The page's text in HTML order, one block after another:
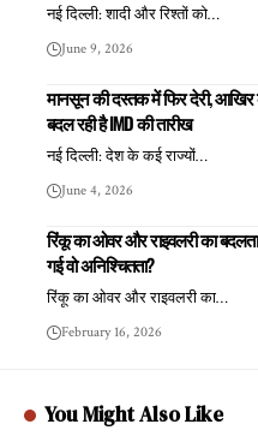
नई दिल्ली: शादी और रिश्तों को…
June 9, 2026
मानसून की दस्तक में फिर देरी, आखिर
बदल रही है IMD की तारीख
नई दिल्ली: देश के कई राज्यों…
June 4, 2026
रिंकू का ओवर और राइवलरी का
गई वो अनिश्चितता?
रिंकू का ओवर और राइवलरी का…
February 16, 2026
You Might Also Like